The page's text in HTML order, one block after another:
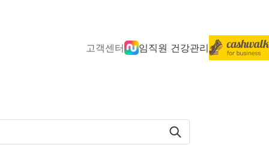
고객센터 임직원 건강관리